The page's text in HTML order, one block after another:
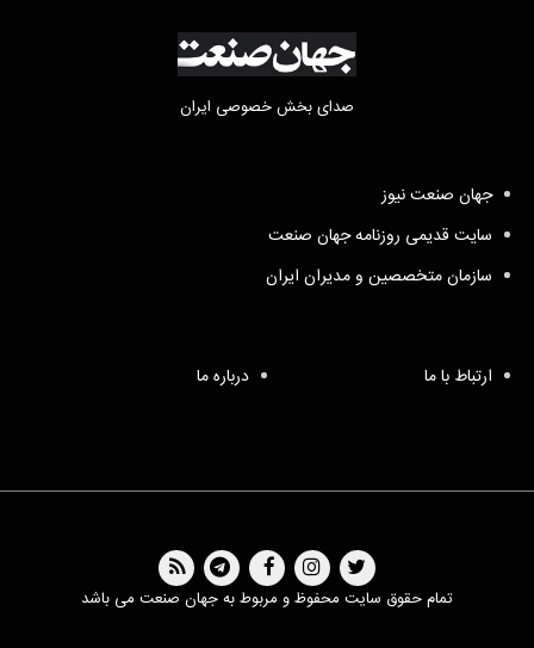
صدای بخش خصوصی ایران
جهان صنعت نیوز
سایت قدیمی روزنامه جهان صنعت
سازمان متخصصین و مدیران ایران
ارتباط با ما درباره ما
تمام حقوق سایت محفوظ و مربوط به جهان صنعت می باشد